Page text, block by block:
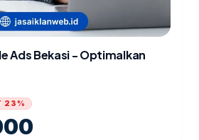
Ads Bekasi - Optimalkan
23%